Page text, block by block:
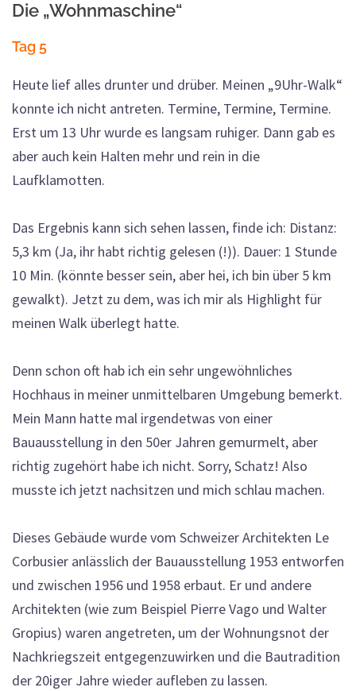
Die „Wohnmaschine“
Tag 5
Heute lief alles drunter und drüber. Meinen „9Uhr-Walk“
konnte ich nicht antreten. Termine, Termine, Termine.
Erst um 13 Uhr wurde es langsam ruhiger. Dann gab es
aber auch kein Halten mehr und rein in die
Laufklamotten.
Das Ergebnis kann sich sehen lassen, finde ich: Distanz:
5,3 km (Ja, ihr habt richtig gelesen (!)). Dauer: 1 Stunde
10 Min. (könnte besser sein, aber hei, ich bin über 5 km
gewalkt). Jetzt zu dem, was ich mir als Highlight für
meinen Walk überlegt hatte.
Denn schon oft hab ich ein sehr ungewöhnliches
Hochhaus in meiner unmittelbaren Umgebung bemerkt.
Mein Mann hatte mal irgendetwas von einer
Bauausstellung in den 50er Jahren gemurmelt, aber
richtig zugehört habe ich nicht. Sorry, Schatz! Also
musste ich jetzt nachsitzen und mich schlau machen.
Dieses Gebäude wurde vom Schweizer Architekten Le
Corbusier anlässlich der Bauausstellung 1953 entworfen
und zwischen 1956 und 1958 erbaut. Er und andere
Architekten (wie zum Beispiel Pierre Vago und Walter
Gropius) waren angetreten, um der Wohnungsnot der
Nachkriegszeit entgegenzuwirken und die Bautradition
der 20iger Jahre wieder aufleben zu lassen.